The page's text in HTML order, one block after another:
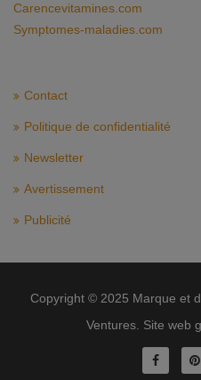
Carencevitamines.com
Symptomes-maladies.com
Contact
Politique de confidentialité
Newsletter
Avertissement
Publicité
Copyright © 2025 Marque et
Ventures. Site web